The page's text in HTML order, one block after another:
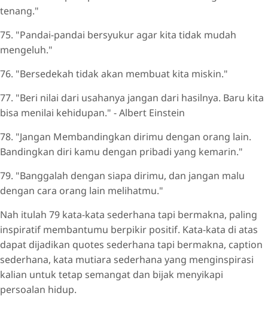
tenang."
75. "Pandai-pandai bersyukur agar kita tidak mudah
mengeluh."
76. "Bersedekah tidak akan membuat kita miskin."
77. "Beri nilai dari usahanya jangan dari hasilnya. Baru kita
bisa menilai kehidupan." - Albert Einstein
78. "Jangan Membandingkan dirimu dengan orang lain.
Bandingkan diri kamu dengan pribadi yang kemarin."
79. "Banggalah dengan siapa dirimu, dan jangan malu
dengan cara orang lain melihatmu."
Nah itulah 79 kata-kata sederhana tapi bermakna, paling
inspiratif membantumu berpikir positif. Kata-kata di atas
dapat dijadikan quotes sederhana tapi bermakna, caption
sederhana, kata mutiara sederhana yang menginspirasi
kalian untuk tetap semangat dan bijak menyikapi
persoalan hidup.